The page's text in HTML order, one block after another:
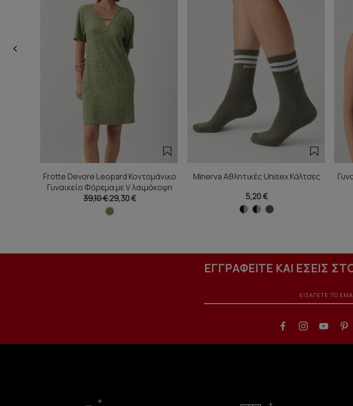
Frotte Devore Leopard Κοντομάνικο
Γυναικείο Φόρεμα με V λαιμόκοψη
39,10 €29,30 €
Minerva Αθλητικές Unisex Κάλτσες
5,20 €
ΕΓΓΡΑΦΕΙΤΕ ΚΑΙ ΕΣΕΙΣ